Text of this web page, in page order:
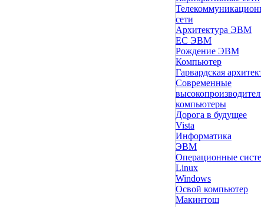
сети
Архитектура ЭВМ
ЕС ЭВМ
Рождение ЭВМ
Компьютер
Гарвардская
Современные
компьютеры
Дорога в будущее
Vista
Инфоpматика
ЭВМ
Операционные
Linux
Windows
Освой компьютер
Макинтош